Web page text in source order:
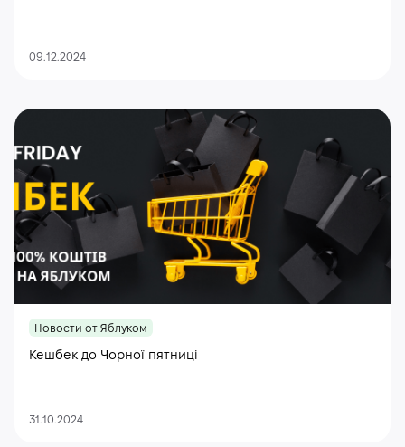
09.12.2024
Новости от Яблуком
Кешбек до Чорної пятниці
31.10.2024